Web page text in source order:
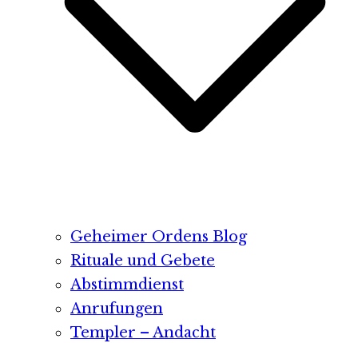
Geheimer Ordens Blog
Rituale und Gebete
Abstimmdienst
Anrufungen
Templer – Andacht